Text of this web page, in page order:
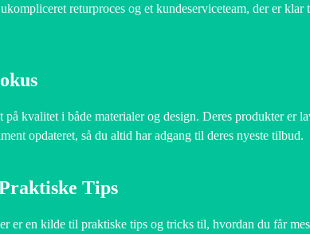
returproces og et kundeserviceteam, der er
kvalitet i både materialer og design. Deres produkter er
opdateret, så du altid har adgang til deres nyeste tilbud.
Tips
er en kilde til praktiske tips og tricks til, hvordan du får